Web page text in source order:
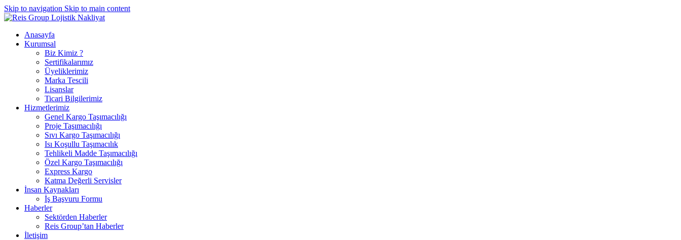
Skip to navigation Skip to main content
Anasayfa
Kurumsal
Biz Kimiz ?
Sertifikalarımız
Üyeliklerimiz
Marka Tescili
Lisanslar
Ticari Bilgilerimiz
Hizmetlerimiz
Genel Kargo Taşımacılığı
Proje Taşımacılığı
Sıvı Kargo Taşımacılığı
Isı Koşullu Taşımacılık
Tehlikeli Madde Taşımacılığı
Özel Kargo Taşımacılığı
Express Kargo
Katma Değerli Servisler
İnsan Kaynakları
İş Başvuru Formu
Haberler
Sektörden Haberler
Reis Group’tan Haberler
İletişim